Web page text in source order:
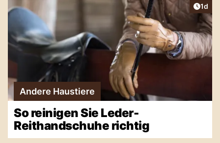
1d
Andere Haustiere
So reinigen Sie Leder-
Reithandschuhe richtig